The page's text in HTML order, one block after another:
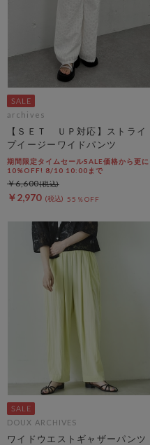
archives
【ＳＥＴ ＵＰ対応】ストライ
プイージーワイドパンツ
期間限定タイムセールSALE価格から更に
10%OFF! 8/10 10:00まで
￥2,970 55％OFF
￥6,600
DOUX ARCHIVES
ワイドウエストギャザーパンツ